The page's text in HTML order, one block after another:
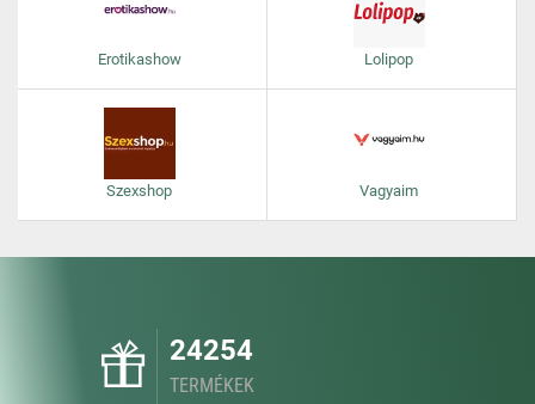
Erotikashow Lolipop
Szexshop Vagyaim
24254
TERMÉKEK